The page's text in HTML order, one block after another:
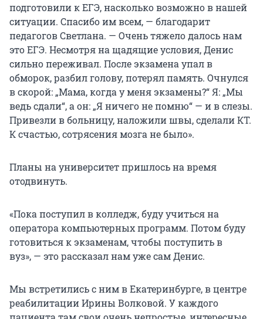
подготовили к ЕГЭ, насколько возможно в нашей
ситуации. Спасибо им всем, — благодарит
педагогов Светлана. — Очень тяжело далось нам
это ЕГЭ. Несмотря на щадящие условия, Денис
сильно переживал. После экзамена упал в
обморок, разбил голову, потерял память. Очнулся
в скорой: „Мама, когда у меня экзамены?“ Я: „Мы
ведь сдали“, а он: „Я ничего не помню“ — и в слезы.
Привезли в больницу, наложили швы, сделали КТ.
К счастью, сотрясения мозга не было».
Планы на университет пришлось на время
отодвинуть.
«Пока поступил в колледж, буду учиться на
оператора компьютерных программ. Потом буду
готовиться к экзаменам, чтобы поступить в
вуз», — это рассказал нам уже сам Денис.
Мы встретились с ним в Екатеринбурге, в центре
реабилитации Ирины Волковой. У каждого